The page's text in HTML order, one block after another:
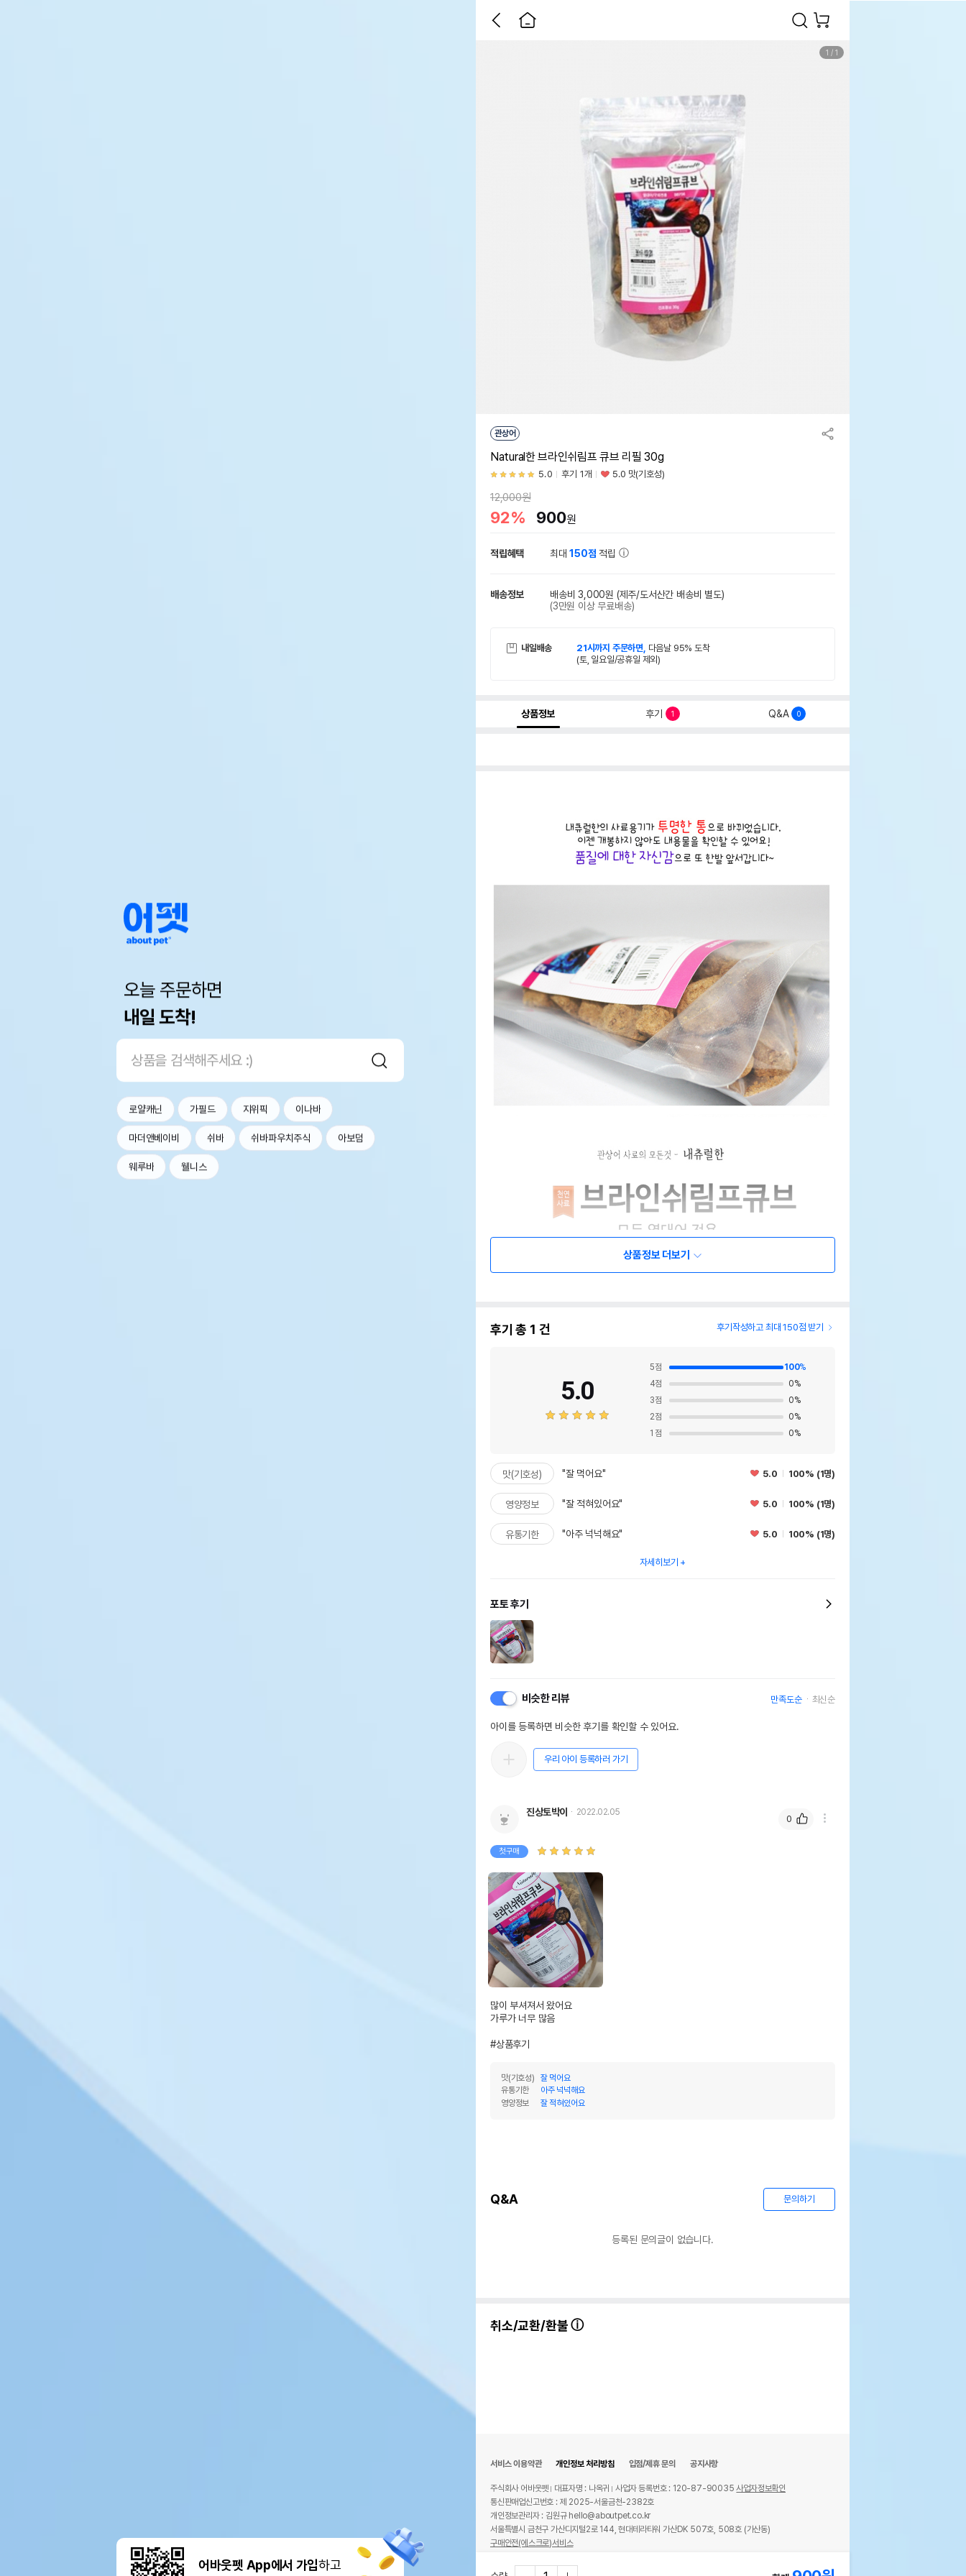
오늘 주문하면
내일 도착!
로얄캐닌 가필드 지위픽 이나바
마더앤베이비 쉬바 쉬바파우치주식 아보덤
웨루바 웰니스
어바웃펫 App에서 가입하고
1 / 1
관상어
Natural한 브라인쉬림프 큐브 리필 30g
5.0 후기 1개 5.0 맛(기호성)
12,000원
92% 900원
적립혜택 최대150점 적립
배송정보 배송비 3,000원 (제주/도서산간 배송비 별도)
(3만원 이상 무료배송)
내일배송 21시까지 주문하면, 다음날 95% 도착
(토, 일요일/공휴일 제외)
상품정보 후기 1 Q&A 0
상품 필수 정보
품명 및 모델명
법에 의한 인증,허가 등을
받았음을 확인할수 있는 경우
그에 대한 사항
제조국 또는 원산지
제조자,수입품의 경우
수입자를 함께 표기
소비자상담 관련 전화번호
유통기한
상품정보 더보기
후기 총 1 건 후기작성하고 최대 150점 받기
5.0
5점 100%
4점 0%
3점 0%
2점 0%
1 점 0%
맛(기호성) "잘 먹어요" 5.0 100% (1명)
영양정보 "잘 적혀있어요" 5.0 100% (1명)
유통기한 "아주 넉넉해요" 5.0 100% (1명)
자세히보기
포토 후기
비슷한 리뷰 만족도순 최신순
아이를 등록하면 비슷한 후기를 확인할 수 있어요.
우리 아이 등록하러 가기
진상토박이 2022.02.05
첫구매
많이 부셔져서 왔어요
가루가 너무 많음
#상품후기
맛(기호성)
잘 먹어요
유통기한
아주 넉넉해요
영양정보
잘 적혀있어요
0
Q&A 문의하기
등록된 문의글이 없습니다.
취소/교환/환불
서비스 이용약관 개인정보 처리방침 입점/제휴 문의 공지사항
주식회사 어바웃펫 대표자명 : 나옥귀 사업자 등록번호 : 120-87-90035사업자정보확인
통신판매업신고번호 : 제 2025-서울금천-2382호
개인정보관리자 : 김원규 hello@aboutpet.co.kr
서울특별시 금천구 가산디지털2로 144, 현대테라타워 가산DK 507호, 508호 (가산동)
구매안전(에스크로)서비스